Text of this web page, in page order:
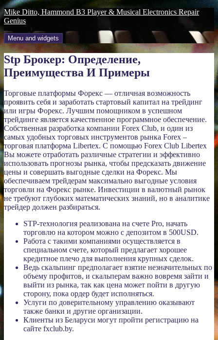
Skip
to
content
Mike Ditto, Hammond B3 Player & Musical Electronics Repair
Genius
Menu and widgets
Stp Брокер: Определение,
Преимущества И Примеры
Торговые платформы Форекс — отличная возможность
проявить себя и заработать стартовый капитал на трейдинг
или игры Форекс. Лучшим помощником в успешном
трейдинге является качественное программное обеспечение.
Собственная разработка компании Forex Club, и один из
самых удобных торговых инструментов рынка Forex –
торговая платформа Libertex. С помощью Forex Club Libertex
Вы можете отработать различные стратегии и эффективно
использовать прогнозы рынка, чтобы предсказать движение
цены и совершать выгодные сделки на Форекс. Мы
обеспечиваем трейдерам максимально выгодные условия
торговли на Форекс рынке. Инвестиции в валютный рынок
не требуют глубоких математических знаний, но в аналитике
трейдер должен разбираться.
STP-технология реализована на счете Pro, начать
торговлю на котором можно с депозитом в 500USD.
Работа с такими компаниями осуществляется в
специальном счете, который предлагает хорошее
кредитное плечо для выполнения крупных сделок.
Ведь скальпинг предполагает взятие незначительных по
объему профитов, и скальперам важно вовремя зайти и
выйти из рынка, так как цена может пойти в другую
сторону, пока ордер будет исполняться.
Услуги по доверительному управлению оказывают
также банки и другие организации.
Клиенты из Беларуси могут пройти регистрацию на
сайте fxclub.by.